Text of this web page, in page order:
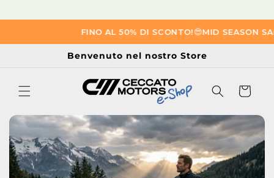
FINO AL 50% DI SCONTO!😎​MID SEASON
Vai
ai contenuti
Benvenuto nel nostro Store
Carrello